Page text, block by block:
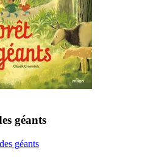
géants
géants